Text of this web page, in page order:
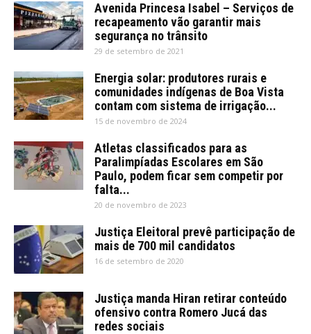
Avenida Princesa Isabel – Serviços de
recapeamento vão garantir mais
segurança no trânsito
29 de setembro de 2021
Energia solar: produtores rurais e
comunidades indígenas de Boa Vista
contam com sistema de irrigação...
15 de novembro de 2024
Atletas classificados para as
Paralimpíadas Escolares em São
Paulo, podem ficar sem competir por
falta...
20 de novembro de 2023
Justiça Eleitoral prevê participação de
mais de 700 mil candidatos
16 de setembro de 2020
Justiça manda Hiran retirar conteúdo
ofensivo contra Romero Jucá das
redes sociais